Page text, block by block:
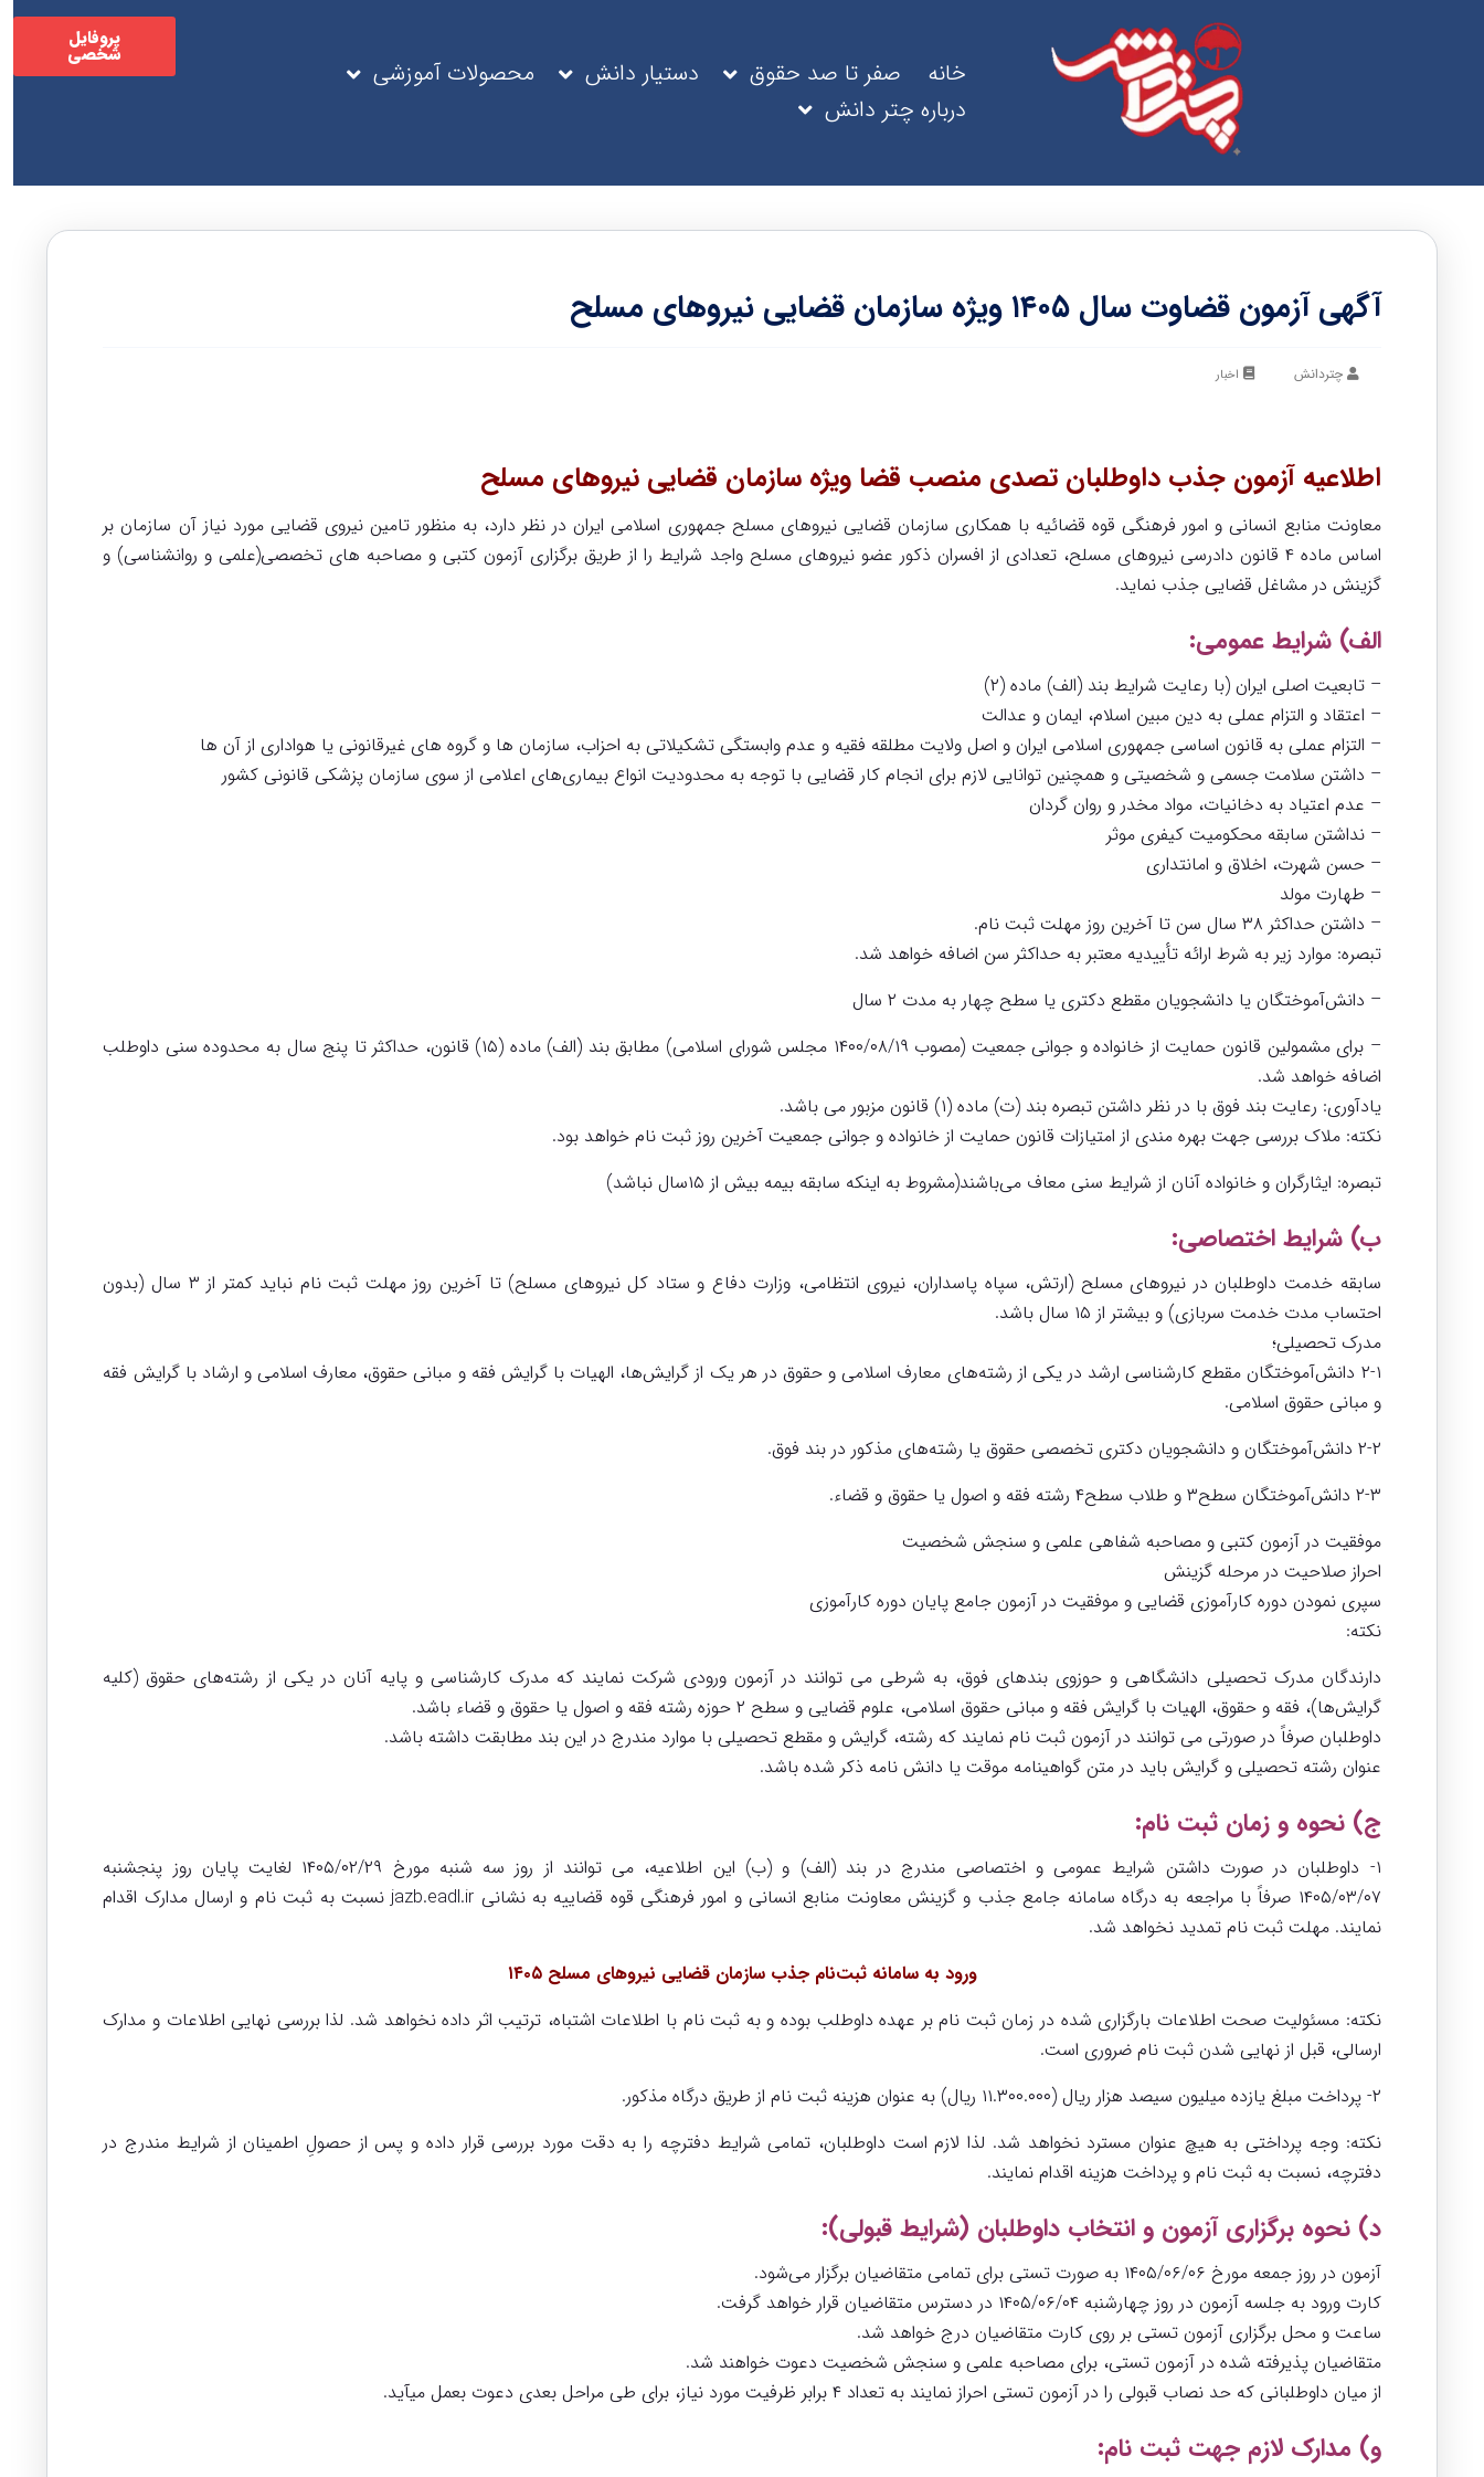
خانه صفر تا صد حقوق دستیار دانش
محصولات آموزشی
درباره چتر دانش
پروفایل
شخصی
آگهی آزمون قضاوت سال ۱۴۰۵ ویژه سازمان قضایی نیروهای مسلح
چتردانش اخبار
اطلاعیه آزمون جذب داوطلبان تصدی منصب قضا ویژه سازمان قضایی نیروهای مسلح
معاونت منابع انسانی و امور فرهنگی قوه قضائیه با همکاری سازمان قضایی نیروهای مسلح جمهوری اسلامی ایران در نظر دارد، به منظور تامین نیروی قضایی مورد نیاز آن سازمان بر
اساس ماده ۴ قانون دادرسی نیروهای مسلح، تعدادی از افسران ذکور عضو نیروهای مسلح واجد شرایط را از طریق برگزاری آزمون کتبی و مصاحبه های تخصصی(علمی و روانشناسی) و
گزینش در مشاغل قضایی جذب نماید.
الف) شرایط عمومی:
– تابعیت اصلی ایران (با رعایت شرایط بند (الف) ماده (۲)
– اعتقاد و التزام عملی به دین مبین اسلام، ایمان و عدالت
– التزام عملی به قانون اساسی جمهوری اسلامی ایران و اصل ولایت مطلقه فقیه و عدم وابستگی تشکیلاتی به احزاب، سازمان ها و گروه های غیرقانونی یا هواداری از آن ها
– داشتن سلامت جسمی و شخصیتی و همچنین توانایی لازم برای انجام کار قضایی با توجه به محدودیت انواع بیماری‌های اعلامی از سوی سازمان پزشکی قانونی کشور
– عدم اعتیاد به دخانیات، مواد مخدر و روان گردان
– نداشتن سابقه محکومیت کیفری موثر
– حسن شهرت، اخلاق و امانتداری
– طهارت مولد
– داشتن حداکثر ۳۸ سال سن تا آخرین روز مهلت ثبت نام.
تبصره: موارد زیر به شرط ارائه تأییدیه معتبر به حداکثر سن اضافه خواهد شد.
– دانش‌آموختگان یا دانشجویان مقطع دکتری یا سطح چهار به مدت ۲ سال
– برای مشمولین قانون حمایت از خانواده و جوانی جمعیت (مصوب ۱۴۰۰/۰۸/۱۹ مجلس شورای اسلامی) مطابق بند (الف) ماده (۱۵) قانون، حداکثر تا پنج سال به محدوده سنی داوطلب
اضافه خواهد شد.
یادآوری: رعایت بند فوق با در نظر داشتن تبصره بند (ت) ماده (۱) قانون مزبور می باشد.
نکته: ملاک بررسی جهت بهره مندی از امتیازات قانون حمایت از خانواده و جوانی جمعیت آخرین روز ثبت نام خواهد بود.
تبصره: ایثارگران و خانواده آنان از شرایط سنی معاف می‌باشند(مشروط به اینکه سابقه بیمه بیش از ۱۵سال نباشد)
ب) شرایط اختصاصی:
سابقه خدمت داوطلبان در نیروهای مسلح (ارتش، سپاه پاسداران، نیروی انتظامی، وزارت دفاع و ستاد کل نیروهای مسلح) تا آخرین روز مهلت ثبت نام نباید کمتر از ۳ سال (بدون
احتساب مدت خدمت سربازی) و بیشتر از ۱۵ سال باشد.
مدرک تحصیلی؛
۲-۱ دانش‌آموختگان مقطع کارشناسی ارشد در یکی از رشته‌های معارف اسلامی و حقوق در هر یک از گرایش‌ها، الهیات با گرایش فقه و مبانی حقوق، معارف اسلامی و ارشاد با گرایش فقه
و مبانی حقوق اسلامی.
۲-۲ دانش‌آموختگان و دانشجویان دکتری تخصصی حقوق یا رشته‌های مذکور در بند فوق.
۲-۳ دانش‌آموختگان سطح۳ و طلاب سطح۴ رشته فقه و اصول یا حقوق و قضاء.
موفقیت در آزمون کتبی و مصاحبه شفاهی علمی و سنجش شخصیت
احراز صلاحیت در مرحله گزینش
سپری نمودن دوره کارآموزی قضایی و موفقیت در آزمون جامع پایان دوره کارآموزی
نکته:
دارندگان مدرک تحصیلی دانشگاهی و حوزوی بندهای فوق، به شرطی می توانند در آزمون ورودی شرکت نمایند که مدرک کارشناسی و پایه آنان در یکی از رشته‌های حقوق (کلیه
گرایش‌ها)، فقه و حقوق، الهیات با گرایش فقه و مبانی حقوق اسلامی، علوم قضایی و سطح ۲ حوزه رشته فقه و اصول یا حقوق و قضاء باشد.
داوطلبان صرفاً در صورتی می توانند در آزمون ثبت نام نمایند که رشته، گرایش و مقطع تحصیلی با موارد مندرج در این بند مطابقت داشته باشد.
عنوان رشته تحصیلی و گرایش باید در متن گواهینامه موقت یا دانش نامه ذکر شده باشد.
ج) نحوه و زمان ثبت نام:
۱- داوطلبان در صورت داشتن شرایط عمومی و اختصاصی مندرج در بند (الف) و (ب) این اطلاعیه، می توانند از روز سه شنبه مورخ ۱۴۰۵/۰۲/۲۹ لغایت پایان روز پنجشنبه
۱۴۰۵/۰۳/۰۷ صرفاً با مراجعه به درگاه سامانه جامع جذب و گزینش معاونت منابع انسانی و امور فرهنگی قوه قضاییه به نشانی jazb.eadl.ir نسبت به ثبت نام و ارسال مدارک اقدام
نمایند. مهلت ثبت نام تمدید نخواهد شد.
ورود به سامانه ثبت‌نام جذب سازمان قضایی نیروهای مسلح ۱۴۰۵
نکته: مسئولیت صحت اطلاعات بارگزاری شده در زمان ثبت نام بر عهده داوطلب بوده و به ثبت نام‌ با اطلاعات اشتباه، ترتیب اثر داده نخواهد شد. لذا بررسی نهایی اطلاعات و مدارک
ارسالی، قبل از نهایی شدن ثبت نام ضروری است.
۲- پرداخت مبلغ یازده میلیون سیصد هزار ریال (۱۱.۳۰۰.۰۰۰ ریال) به عنوان هزینه ثبت نام از طریق درگاه مذکور.
نکته: وجه پرداختی به هیچ عنوان مسترد نخواهد شد. لذا لازم است داوطلبان، تمامی شرایط دفترچه را به دقت مورد بررسی قرار داده و پس از حصولِ اطمینان از شرایط مندرج در
دفترچه، نسبت به ثبت نام و پرداخت هزینه اقدام نمایند.
د) نحوه برگزاری آزمون و انتخاب داوطلبان (شرایط قبولی):
آزمون در روز جمعه مورخ ۱۴۰۵/۰۶/۰۶ به صورت تستی برای تمامی متقاضیان برگزار می‌شود.
کارت ورود به جلسه آزمون در روز چهارشنبه ۱۴۰۵/۰۶/۰۴ در دسترس متقاضیان قرار خواهد گرفت.
ساعت و محل برگزاری آزمون تستی بر روی کارت متقاضیان درج خواهد شد.
متقاضیان پذیرفته شده در آزمون تستی، برای مصاحبه علمی و سنجش شخصیت دعوت خواهند شد.
از میان داوطلبانی که حد نصاب قبولی را در آزمون تستی احراز نمایند به تعداد ۴ برابر ظرفیت مورد نیاز، برای طی مراحل بعدی دعوت بعمل می­آید.
و) مدارک لازم جهت ثبت نام: